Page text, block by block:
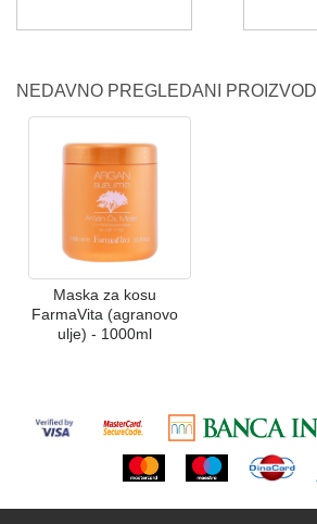
NEDAVNO PREGLEDANI PROIZVODI
Maska za kosu
FarmaVita (agranovo
ulje) - 1000ml